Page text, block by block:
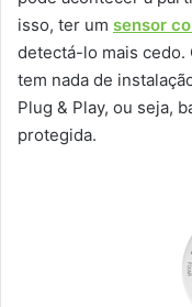
isso, ter um sensor
detectá-lo mais cedo.
tem nada de
Plug & Play, ou seja,
protegida.